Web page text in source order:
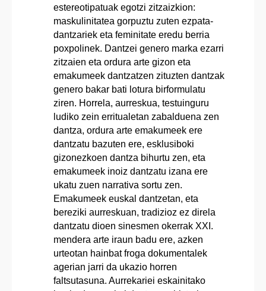
estereotipatuak egotzi zitzaizkion:
maskulinitatea gorpuztu zuten ezpata-
dantzariek eta feminitate eredu berria
poxpolinek. Dantzei genero marka ezarri
zitzaien eta ordura arte gizon eta
emakumeek dantzatzen zituzten dantzak
genero bakar bati lotura birformulatu
ziren. Horrela, aurreskua, testuinguru
ludiko zein erritualetan zabalduena zen
dantza, ordura arte emakumeek ere
dantzatu bazuten ere, esklusiboki
gizonezkoen dantza bihurtu zen, eta
emakumeek inoiz dantzatu izana ere
ukatu zuen narrativa sortu zen.
Emakumeek euskal dantzetan, eta
bereziki aurreskuan, tradizioz ez direla
dantzatu dioen sinesmen okerrak XXI.
mendera arte iraun badu ere, azken
urteotan hainbat froga dokumentalek
agerian jarri da ukazio horren
faltsutasuna. Aurrekariei eskainitako